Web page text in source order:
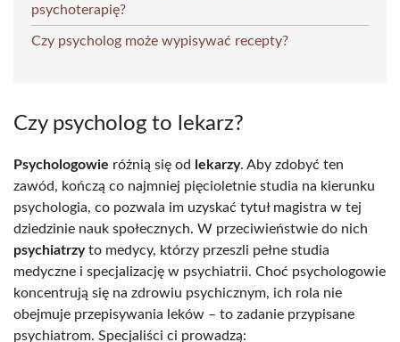
psychoterapię?
Czy psycholog może wypisywać recepty?
Czy psycholog to lekarz?
Psychologowie różnią się od lekarzy. Aby zdobyć ten
zawód, kończą co najmniej pięcioletnie studia na kierunku
psychologia, co pozwala im uzyskać tytuł magistra w tej
dziedzinie nauk społecznych. W przeciwieństwie do nich
psychiatrzyto medycy, którzy przeszli pełne studia
medyczne i specjalizację w psychiatrii. Choć psychologowie
koncentrują się na zdrowiu psychicznym, ich rola nie
obejmuje przepisywania leków – to zadanie przypisane
psychiatrom. Specjaliści ci prowadzą: